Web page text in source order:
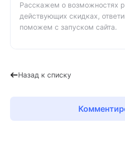
Расскажем о возможностях
действующих скидках,
поможем с запуском сайта.
Назад к списку